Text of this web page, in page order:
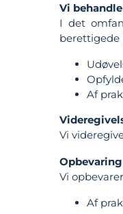
Vi
I det
berettigede
Af
Vi
Vi
Af